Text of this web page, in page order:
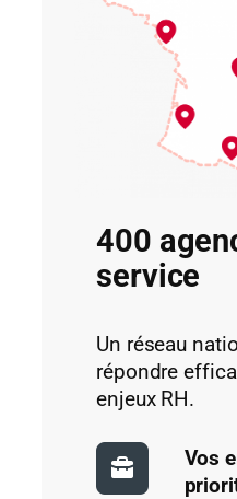
400
service
Un réseau
répondre
enjeux RH.
Vos